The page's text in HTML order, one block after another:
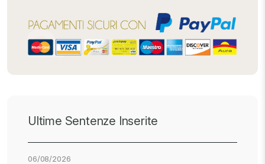
Ultime Sentenze Inserite
06/08/2026